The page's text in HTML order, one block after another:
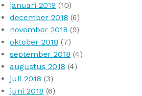
januari 2019 (10)
december 2018 (6)
november 2018 (9)
oktober 2018 (7)
september 2018 (4)
augustus 2018 (4)
juli 2018 (3)
juni 2018 (6)